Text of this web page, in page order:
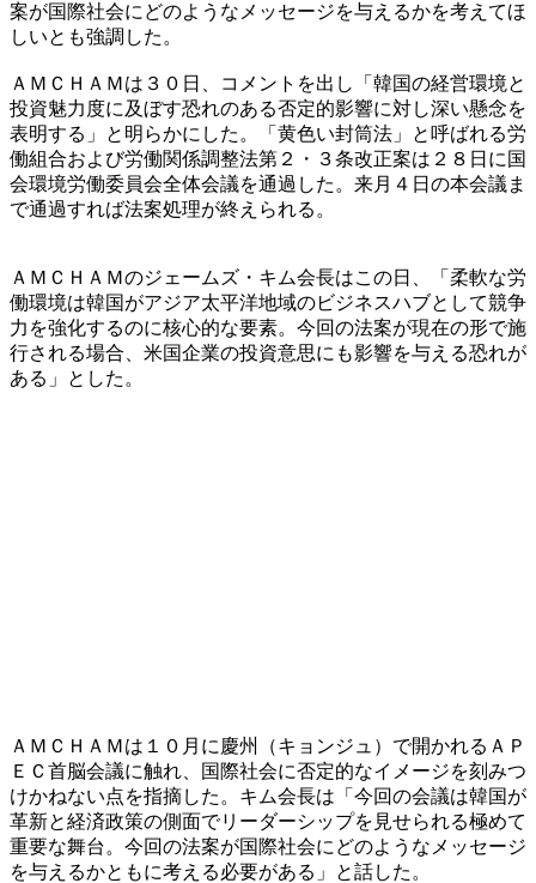
案が国際社会にどのようなメッセージを与えるかを考えてほ
しいとも強調した。
ＡＭＣＨＡＭは３０日、コメントを出し「韓国の経営環境と
投資魅力度に及ぼす恐れのある否定的影響に対し深い懸念を
表明する」と明らかにした。「黄色い封筒法」と呼ばれる労
働組合および労働関係調整法第２・３条改正案は２８日に国
会環境労働委員会全体会議を通過した。来月４日の本会議ま
で通過すれば法案処理が終えられる。
ＡＭＣＨＡＭのジェームズ・キム会長はこの日、「柔軟な労
働環境は韓国がアジア太平洋地域のビジネスハブとして競争
力を強化するのに核心的な要素。今回の法案が現在の形で施
行される場合、米国企業の投資意思にも影響を与える恐れが
ある」とした。
ＡＭＣＨＡＭは１０月に慶州（キョンジュ）で開かれるＡＰ
ＥＣ首脳会議に触れ、国際社会に否定的なイメージを刻みつ
けかねない点を指摘した。キム会長は「今回の会議は韓国が
革新と経済政策の側面でリーダーシップを見せられる極めて
重要な舞台。今回の法案が国際社会にどのようなメッセージ
を与えるかともに考える必要がある」と話した。